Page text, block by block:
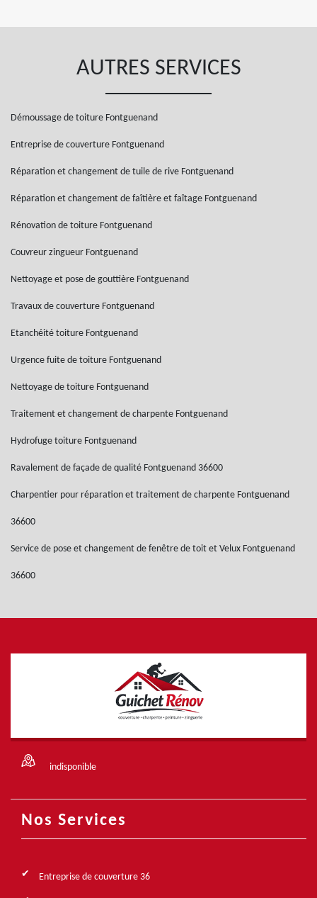
AUTRES SERVICES
Démoussage de toiture Fontguenand
Entreprise de couverture Fontguenand
Réparation et changement de tuile de rive Fontguenand
Réparation et changement de faîtière et faîtage Fontguenand
Rénovation de toiture Fontguenand
Couvreur zingueur Fontguenand
Nettoyage et pose de gouttière Fontguenand
Travaux de couverture Fontguenand
Etanchéité toiture Fontguenand
Urgence fuite de toiture Fontguenand
Nettoyage de toiture Fontguenand
Traitement et changement de charpente Fontguenand
Hydrofuge toiture Fontguenand
Ravalement de façade de qualité Fontguenand 36600
Charpentier pour réparation et traitement de charpente Fontguenand
36600
Service de pose et changement de fenêtre de toit et Velux Fontguenand
36600
indisponible
Nos Services
Entreprise de couverture 36